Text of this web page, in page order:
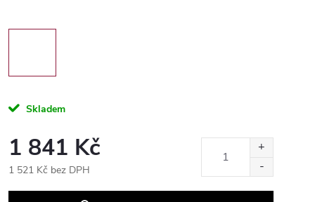
Skladem
1 841 Kč
1 521 Kč bez DPH